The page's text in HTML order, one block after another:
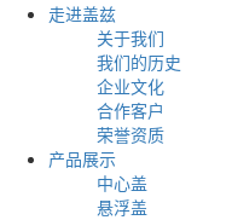
走进盖兹
关于我们
我们的历史
企业文化
合作客户
荣誉资质
产品展示
中心盖
悬浮盖